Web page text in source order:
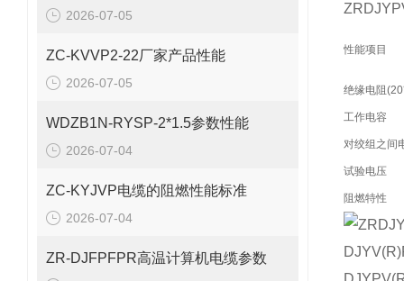
2026-07-05
ZC-KVVP2-22厂家产品性能
2026-07-05
WDZB1N-RYSP-2*1.5参数性能
2026-07-04
ZC-KYJVP电缆的阻燃性能标准
2026-07-04
ZR-DJFPFPR高温计算机电缆参数
性能项目
绝缘电阻
工作电容
对绞组之间
试验电压
阻燃特性